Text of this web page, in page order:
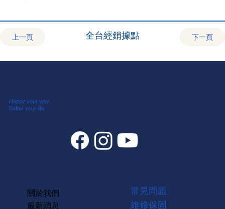
上一頁 全台經銷據點 下一頁
Happy your way,
Better your life
關於我們
最新消息
常見問題
維修保固